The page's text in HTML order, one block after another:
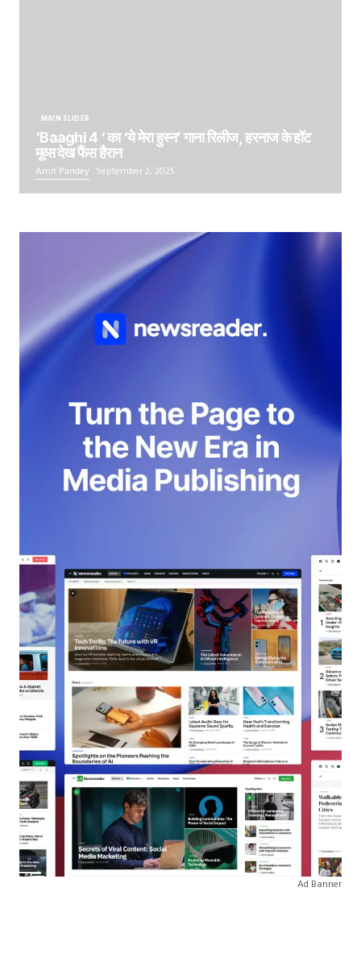
MAIN SLIDER
‘Baaghi 4 ‘ का ‘ये मेरा हुस्न’ गाना रिलीज, हरनाज के हॉट
मूव्स देख फैंस हैरान
Amit Pandey September 2, 2025
Ad Banner